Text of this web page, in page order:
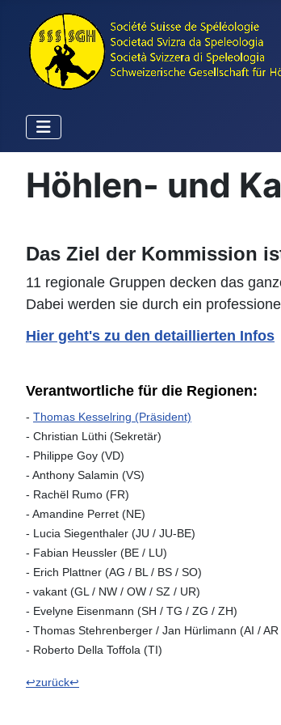
Höhlen- und
Das Ziel der Kommission
11 regionale Gruppen decken das
Dabei werden sie durch ein
Hier geht's zu den detaillierten Infos
Verantwortliche für die Regionen:
- Thomas Kesselring (Präsident)
- Christian Lüthi (Sekretär)
- Philippe Goy (VD)
- Anthony Salamin (VS)
- Rachël Rumo (FR)
- Amandine Perret (NE)
- Lucia Siegenthaler (JU / JU-BE)
- Fabian Heussler (BE / LU)
- Erich Plattner (AG / BL / BS / SO)
- vakant (GL / NW / OW / SZ / UR)
- Evelyne Eisenmann (SH / TG / ZG / ZH)
- Thomas Stehrenberger / Jan Hürlimann (AI / AR
- Roberto Della Toffola (TI)
↩zurück↩